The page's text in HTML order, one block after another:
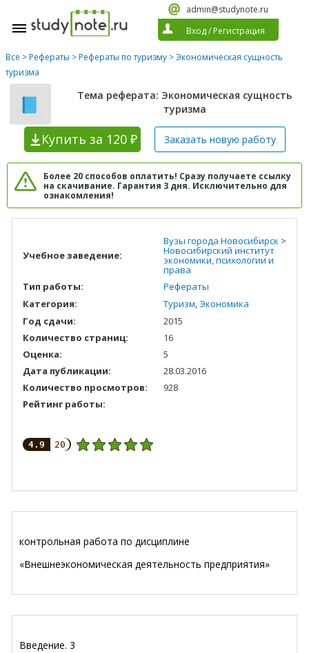
admin@studynote.ru
Вход/ Регистрация
Все >Рефераты >Рефераты по туризму > Экономическая сущность
туризма
Тема реферата: Экономическая сущность
туризма
Купить за 120 ₽ Заказать новую работу
Более 20 способов оплатить! Сразу получаете ссылку
на скачивание. Гарантия 3 дня. Исключительно для
ознакомления!
Учебное заведение:
Вузы города Новосибирск >
Новосибирский институт
экономики, психологии и
права
Тип работы:
Рефераты
Категория:
Туризм,Экономика
Год сдачи:
2015
Количество страниц:
16
Оценка:
5
Дата публикации:
28.03.2016
Количество просмотров:
928
Рейтинг работы:
4.9 20
контрольная работа по дисциплине
«Внешнеэкономическая деятельность предприятия»
Введение. 3